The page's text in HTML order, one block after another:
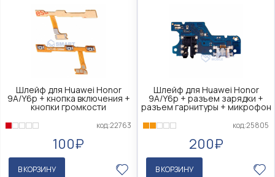
Шлейф для Huawei Honor
9A/Y6p + кнопка включения +
кнопки громкости
код:22763
100₽
В КОРЗИНУ
Шлейф для Huawei Honor
9A/Y6p + разъем зарядки +
разъем гарнитуры + микрофон
код:25805
200₽
В КОРЗИНУ